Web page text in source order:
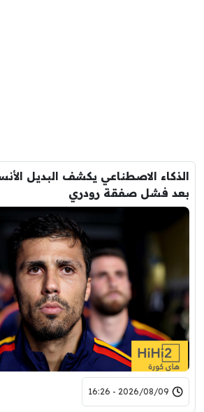
الذكاء الاصطناعي يكشف البديل
بعد فشل صفقة رودري
2026/08/09 - 16:26